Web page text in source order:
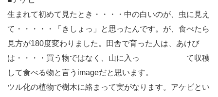
生まれて初めて見たとき・・・・中の白いのが、虫に見え
て・・・・・「きしょっ」と思ったんです。が、食べたら
見方が180度変わりました。田舎で育った人は、あけび
は・・・・買う物ではなく、山に入っ て収穫
して食べる物と言うimageだと思います。
ツル化の植物で樹木に絡まって実がなります。アケビとい